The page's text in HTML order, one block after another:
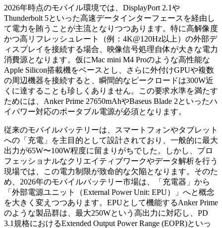
2026年時点のモバイル環境では、DisplayPort 2.1や
Thunderbolt 5といった高速データインターフェースを経由し
て電力を賄うことが主流となりつつあります。特に高解像度
かつ高リフレッシュレート（例：4K@120Hz以上）の外部デ
ィスプレイを接続する場合、映像信号処理自体が大きな電力
消費源となります。仮にMac mini M4 Proのような高性能な
Apple Silicon搭載機をベースとし、さらに外付けGPUや複数
の周辺機器を接続すると、瞬間的なピークロードは300W近
くに達することも珍しくありません。この要求水準を満たす
ためには、Anker Prime 27650mAhやBaseus Blade 2といったハ
イパワー対応のポータブル電源が必須となります。
従来のモバイルバッテリーは、スマートフォンやタブレット
への「充電」を主目的として設計されており、一般的に最大
出力が65W〜100W程度に留まりがちでした。しかし、プロ
フェッショナルなクリエイティブワークやデータ解析を行う
現場では、この電力制限が致命的な欠陥となります。そのた
め、2026年のモバイルバッテリー市場は、「充電器」から
「外部電源ユニット（External Power Unit: EPU）」へと概念
を大きく変えつつあります。EPUとして機能するAnker Prime
のような製品群は、最大250Wという高出力に対応し、PD
3.1規格におけるExtended Output Power Range (EOPR)といっ